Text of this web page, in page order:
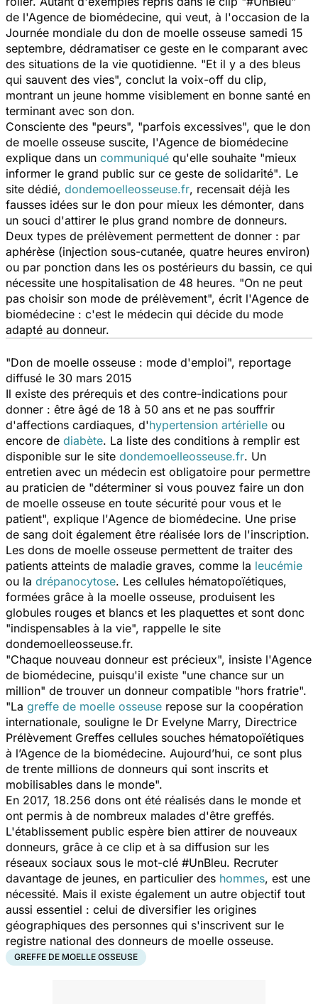
de l'Agence de biomédecine, qui veut, à l'occasion de la
Journée mondiale du don de moelle osseuse samedi 15
septembre, dédramatiser ce geste en le comparant avec
des situations de la vie quotidienne. "Et il y a des bleus
qui sauvent des vies", conclut la voix-off du clip,
montrant un jeune homme visiblement en bonne santé en
terminant avec son don.
Consciente des "peurs", "parfois excessives", que le don
de moelle osseuse suscite, l'Agence de biomédecine
explique dans un communiqué qu'elle souhaite "mieux
informer le grand public sur ce geste de solidarité". Le
site dédié, dondemoelleosseuse.fr, recensait déjà les
fausses idées sur le don pour mieux les démonter, dans
un souci d'attirer le plus grand nombre de donneurs.
Deux types de prélèvement permettent de donner : par
aphérèse (injection sous-cutanée, quatre heures environ)
ou par ponction dans les os postérieurs du bassin, ce qui
nécessite une hospitalisation de 48 heures. "On ne peut
pas choisir son mode de prélèvement", écrit l'Agence de
biomédecine : c'est le médecin qui décide du mode
adapté au donneur.
"Don de moelle osseuse : mode d'emploi", reportage
diffusé le 30 mars 2015
Il existe des prérequis et des contre-indications pour
donner : être âgé de 18 à 50 ans et ne pas souffrir
d'affections cardiaques, d'hypertension artérielle ou
encore de diabète. La liste des conditions à remplir est
disponible sur le site dondemoelleosseuse.fr. Un
entretien avec un médecin est obligatoire pour permettre
au praticien de "déterminer si vous pouvez faire un don
de moelle osseuse en toute sécurité pour vous et le
patient", explique l'Agence de biomédecine. Une prise
de sang doit également être réalisée lors de l'inscription.
Les dons de moelle osseuse permettent de traiter des
patients atteints de maladie graves, comme la leucémie
ou la drépanocytose. Les cellules hématopoïétiques,
formées grâce à la moelle osseuse, produisent les
globules rouges et blancs et les plaquettes et sont donc
"indispensables à la vie", rappelle le site
dondemoelleosseuse.fr.
"Chaque nouveau donneur est précieux", insiste l'Agence
de biomédecine, puisqu'il existe "une chance sur un
million" de trouver un donneur compatible "hors fratrie".
"La greffe de moelle osseuse repose sur la coopération
internationale, souligne le Dr Evelyne Marry, Directrice
Prélèvement Greffes cellules souches hématopoïétiques
à l’Agence de la biomédecine. Aujourd’hui, ce sont plus
de trente millions de donneurs qui sont inscrits et
mobilisables dans le monde".
En 2017, 18.256 dons ont été réalisés dans le monde et
ont permis à de nombreux malades d'être greffés.
L'établissement public espère bien attirer de nouveaux
donneurs, grâce à ce clip et à sa diffusion sur les
réseaux sociaux sous le mot-clé #UnBleu. Recruter
davantage de jeunes, en particulier des hommes, est une
nécessité. Mais il existe également un autre objectif tout
aussi essentiel : celui de diversifier les origines
géographiques des personnes qui s'inscrivent sur le
registre national des donneurs de moelle osseuse.
GREFFE DE MOELLE OSSEUSE